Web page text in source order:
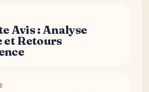
Avis : Analyse
et Retours